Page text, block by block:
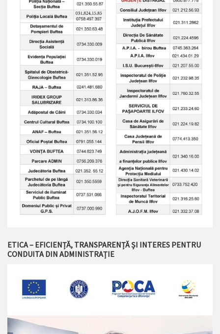
ETICA – EFICIENȚĂ, TRANSPARENȚĂ ȘI INTERES PENTRU
CONDUITA DIN ADMINISTRAȚIE